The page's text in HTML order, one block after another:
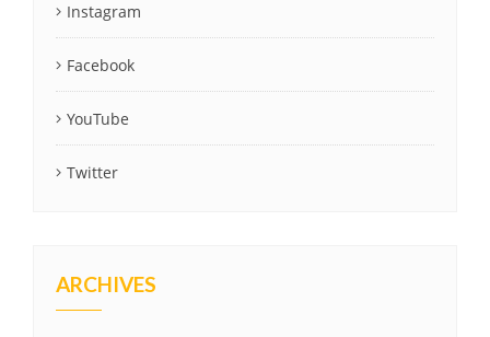
Instagram
Facebook
YouTube
Twitter
ARCHIVES